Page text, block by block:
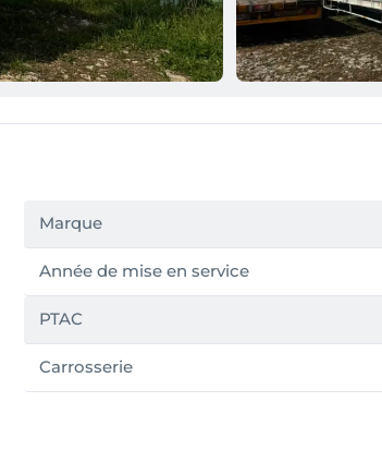
Marque
Année de mise en service
PTAC
Carrosserie